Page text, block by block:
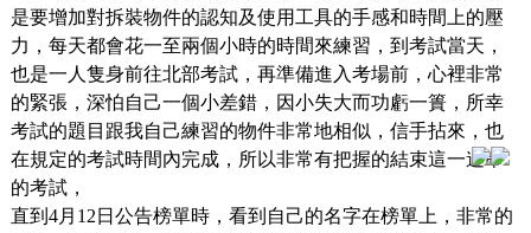
是要增加對拆裝物件的認知及使用工具的手感和時間上的壓
力，每天都會花一至兩個小時的時間來練習，到考試當天，
也是一人隻身前往北部考試，再準備進入考場前，心裡非常
的緊張，深怕自己一個小差錯，因小失大而功虧一簣，所幸
考試的題目跟我自己練習的物件非常地相似，信手拈來，也
在規定的考試時間內完成，所以非常有把握的結束這一連串
的考試，
直到4月12日公告榜單時，看到自己的名字在榜單上，非常的